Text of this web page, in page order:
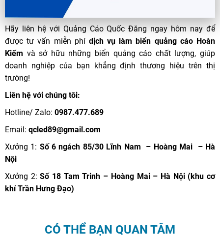
Hãy liên hệ với Quảng Cáo Quốc Đăng ngay hôm nay để
được tư vấn miễn phí dịch vụ làm biển quảng cáo Hoàn
Kiếm và sở hữu những biển quảng cáo chất lượng, giúp
doanh nghiệp của bạn khẳng định thương hiệu trên thị
trường!
Liên hệ với chúng tôi:
Hotline/ Zalo: 0987.477.689
Email: qcled89@gmail.com
Xưởng 1: Số 6 ngách 85/30 Lĩnh Nam – Hoàng Mai – Hà
Nội
Xưởng 2:Số 18 Tam Trinh – Hoàng Mai – Hà Nội (khu cơ
khí Trần Hưng Đạo)
CÓ THỂ BẠN QUAN TÂM